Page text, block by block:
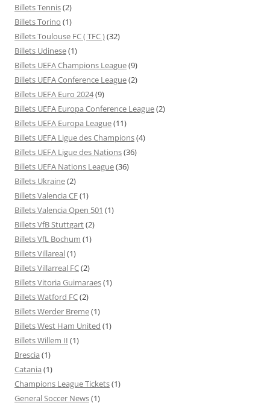
Billets Tennis(2)
Billets Torino (1)
Billets Toulouse FC ( TFC )(32)
Billets Udinese(1)
Billets UEFA Champions League(9)
Billets UEFA Conference League(2)
Billets UEFA Euro 2024(9)
Billets UEFA Europa Conference League(2)
Billets UEFA Europa League(11)
Billets UEFA Ligue des Champions(4)
Billets UEFA Ligue des Nations(36)
Billets UEFA Nations League(36)
Billets Ukraine(2)
Billets Valencia CF(1)
Billets Valencia Open 501 (1)
Billets VfB Stuttgart(2)
Billets VfL Bochum (1)
Billets Villareal(1)
Billets Villarreal FC(2)
Billets Vitoria Guimaraes(1)
Billets Watford FC(2)
Billets Werder Breme(1)
Billets West Ham United (1)
Billets Willem II (1)
Brescia (1)
Catania (1)
Champions League Tickets(1)
General Soccer News(1)